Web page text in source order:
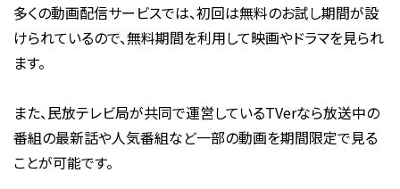
多くの動画配信サービスでは、初回は無料のお試し期間が設
けられているので、無料期間を利用して映画やドラマを見られ
ます。
また、民放テレビ局が共同で運営しているTVerなら放送中の
番組の最新話や人気番組など一部の動画を期間限定で見る
ことが可能です。